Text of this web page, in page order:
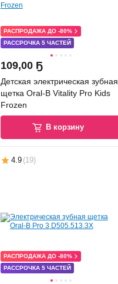
РАССРОЧКА 5 ЧАСТЕЙ
РАСПРОДАЖА ДО -80%
109,00 Ҕ
Детская электрическая зубная
щетка Oral-B Vitality Pro Kids
Frozen
В корзину
4.9 (19)
РАССРОЧКА 5 ЧАСТЕЙ
РАСПРОДАЖА ДО -80%